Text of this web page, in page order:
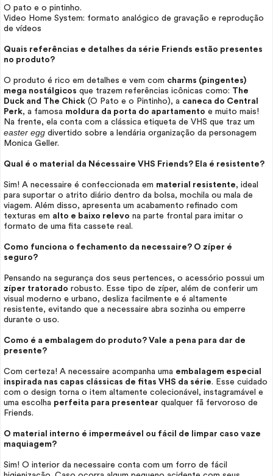
O pato e o pintinho.
Video Home System: formato analógico de gravação e reprodução
de vídeos
Quais referências e detalhes da série Friends estão presentes
no produto?
O produto é rico em detalhes e vem com charms (pingentes)
mega nostálgicos que trazem referências icônicas como: The
Duck and The Chick (O Pato e o Pintinho), a caneca do Central
Perk, a famosa moldura da porta do apartamento e muito mais!
Na frente, ela conta com a clássica etiqueta de VHS que traz um
easter egg divertido sobre a lendária organização da personagem
Monica Geller.
Qual é o material da Nécessaire VHS Friends? Ela é resistente?
Sim! A necessaire é confeccionada em material resistente, ideal
para suportar o atrito diário dentro da bolsa, mochila ou mala de
viagem. Além disso, apresenta um acabamento refinado com
texturas em alto e baixo relevo na parte frontal para imitar o
formato de uma fita cassete real.
Como funciona o fechamento da necessaire? O zíper é
seguro?
Pensando na segurança dos seus pertences, o acessório possui um
zíper tratorado robusto. Esse tipo de zíper, além de conferir um
visual moderno e urbano, desliza facilmente e é altamente
resistente, evitando que a necessaire abra sozinha ou emperre
durante o uso.
Como é a embalagem do produto? Vale a pena para dar de
presente?
Com certeza! A necessaire acompanha uma embalagem especial
inspirada nas capas clássicas de fitas VHS da série. Esse cuidado
com o design torna o item altamente colecionável, instagramável e
uma escolha perfeita para presentear qualquer fã fervoroso de
Friends.
O material interno é impermeável ou fácil de limpar caso vaze
maquiagem?
Sim! O interior da necessaire conta com um forro de fácil